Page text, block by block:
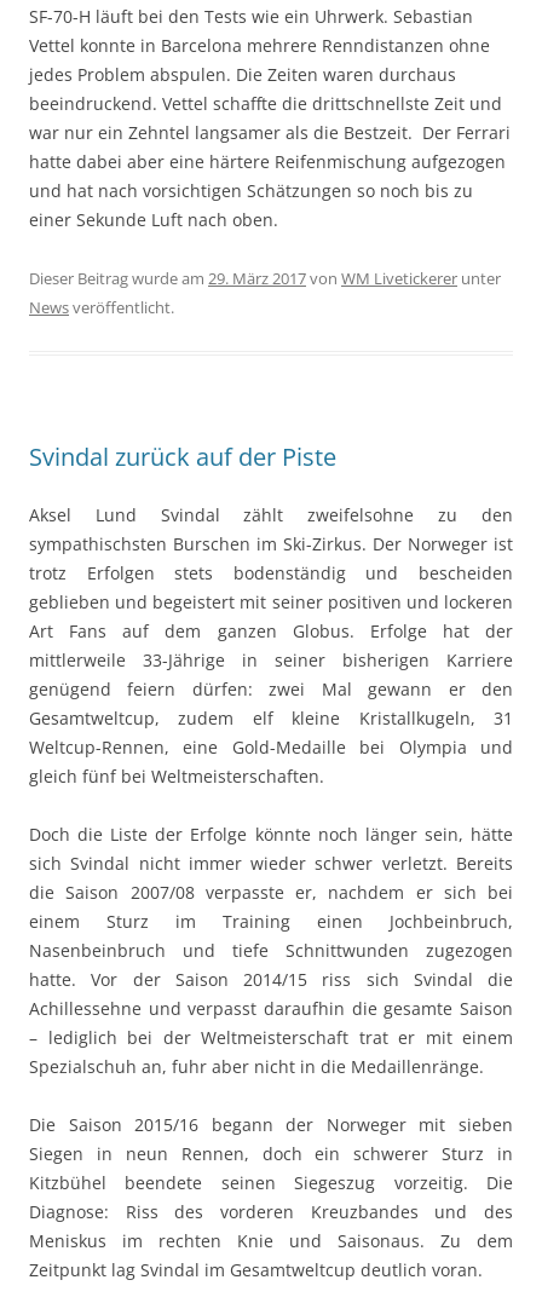
SF-70-H läuft bei den Tests wie ein Uhrwerk. Sebastian
Vettel konnte in Barcelona mehrere Renndistanzen ohne
jedes Problem abspulen. Die Zeiten waren durchaus
beeindruckend. Vettel schaffte die drittschnellste Zeit und
war nur ein Zehntel langsamer als die Bestzeit. Der Ferrari
hatte dabei aber eine härtere Reifenmischung aufgezogen
und hat nach vorsichtigen Schätzungen so noch bis zu
einer Sekunde Luft nach oben.
Dieser Beitrag wurde am 29. März 2017von WM Livetickerer unter
Newsveröffentlicht.
Svindal zurück auf der Piste
Aksel Lund Svindal zählt zweifelsohne zu den
sympathischsten Burschen im Ski-Zirkus. Der Norweger ist
trotz Erfolgen stets bodenständig und bescheiden
geblieben und begeistert mit seiner positiven und lockeren
Art Fans auf dem ganzen Globus. Erfolge hat der
mittlerweile 33-Jährige in seiner bisherigen Karriere
genügend feiern dürfen: zwei Mal gewann er den
Gesamtweltcup, zudem elf kleine Kristallkugeln, 31
Weltcup-Rennen, eine Gold-Medaille bei Olympia und
gleich fünf bei Weltmeisterschaften.
Doch die Liste der Erfolge könnte noch länger sein, hätte
sich Svindal nicht immer wieder schwer verletzt. Bereits
die Saison 2007/08 verpasste er, nachdem er sich bei
einem Sturz im Training einen Jochbeinbruch,
Nasenbeinbruch und tiefe Schnittwunden zugezogen
hatte. Vor der Saison 2014/15 riss sich Svindal die
Achillessehne und verpasst daraufhin die gesamte Saison
– lediglich bei der Weltmeisterschaft trat er mit einem
Spezialschuh an, fuhr aber nicht in die Medaillenränge.
Die Saison 2015/16 begann der Norweger mit sieben
Siegen in neun Rennen, doch ein schwerer Sturz in
Kitzbühel beendete seinen Siegeszug vorzeitig. Die
Diagnose: Riss des vorderen Kreuzbandes und des
Meniskus im rechten Knie und Saisonaus. Zu dem
Zeitpunkt lag Svindal im Gesamtweltcup deutlich voran.